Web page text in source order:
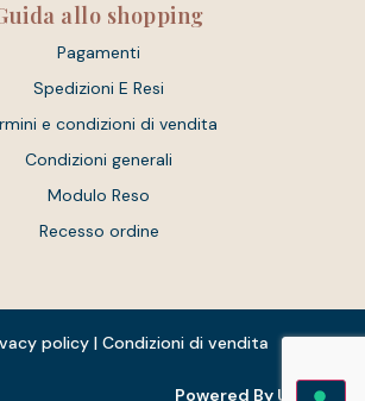
allo shopping
Pagamenti
Spedizioni E Resi
e condizioni di vendita
Condizioni generali
Modulo Reso
Recesso ordine
policy |Condizioni di vendita
Powered By Unique